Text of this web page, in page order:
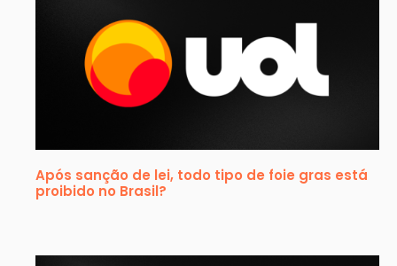
Após sanção de lei, todo tipo de foie gras está
proibido no Brasil?